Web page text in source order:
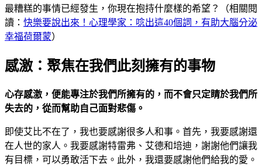
最糟糕的事情已經發生，你現在抱持什麼樣的希望？（相關閱
讀： 快樂要說出來！心理學家：唸出這40個詞，有助大腦分泌
幸福荷爾蒙）
感激：聚焦在我們此刻擁有的事物
心存感激，便能專注於我們所擁有的，而不會只定睛於我們所
失去的，從而幫助自己面對悲傷。
即使艾比不在了，我也要感謝很多人和事。首先，我要感謝還
在人世的家人。我要感謝特雷弗、艾德和培迪，謝謝他們讓我
有目標，可以勇敢活下去。此外，我還要感謝他們給我的愛。